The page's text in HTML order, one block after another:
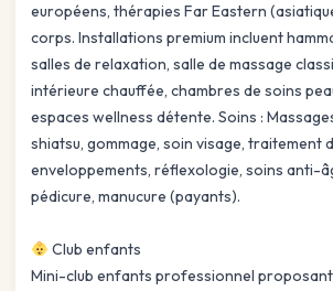
européens, thérapies Far Eastern
corps. Installations premium incluent
salles de relaxation, salle de massage
intérieure chauffée, chambres de soins
espaces wellness détente. Soins :
shiatsu, gommage, soin visage, traitement
enveloppements, réflexologie, soins anti-
pédicure, manucure (payants).
Club enfants
Mini-club enfants professionnel